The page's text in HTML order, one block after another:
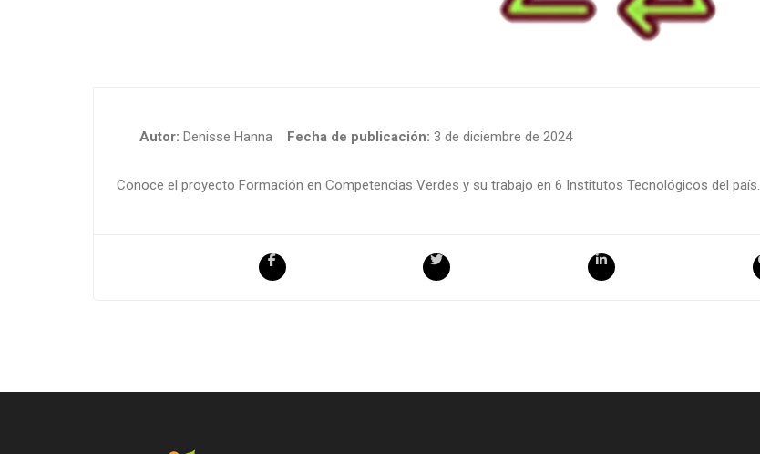
Autor: Denisse Hanna Fecha de publicación: 3 de diciembre de 2024
Conoce el proyecto Formación en Competencias Verdes y su trabajo en 6 Institutos Tecnológicos del país.